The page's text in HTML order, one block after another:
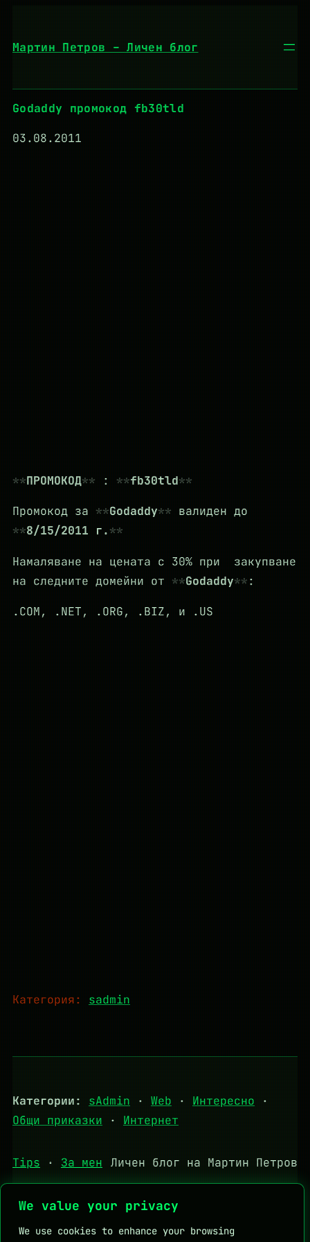
We value your privacy
We use cookies to enhance your browsing
Мартин Петров – Личен блог
Godaddy промокод fb30tld
03.08.2011
ПРОМОКОД : fb30tld
Промокод за Godaddy
валиден до
8/15/2011 г.
Намаляване на цената с 30% при закупване
на следните домейни от
Godaddy :
.COM, .NET, .ORG, .BIZ, и .US
Категория: sadmin
Категории: sAdmin · Web · Интересно ·
Общи приказки · Интернет
Tips · За мен Личен блог на Мартин Петров
Полезни връзки: DHStudio KapkaMed